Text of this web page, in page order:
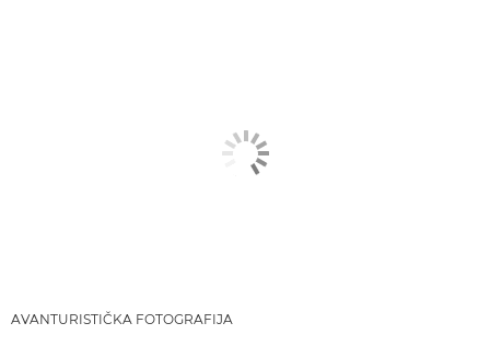
AVANTURISTIČKA FOTOGRAFIJA